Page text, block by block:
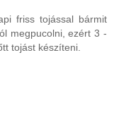
friss tojással bármit
megpucolni, ezért 3 -
tojást készíteni.